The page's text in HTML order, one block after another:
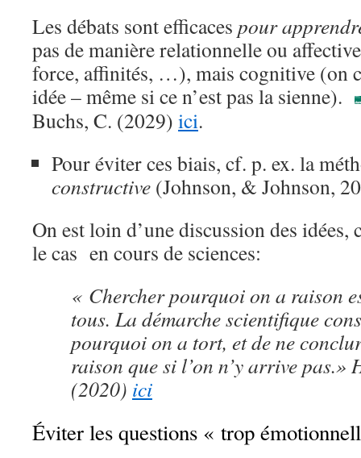
Les débats sont efficaces pour
pas de manière relationnelle ou
force, affinités, …), mais cognitive (on
idée – même si ce n’est pas la sienne).
Buchs, C. (2029) ici.
Pour éviter ces biais, cf. p. ex. la
constructive (Johnson, & Johnson,
On est loin d’une discussion des idées,
le cas en cours de sciences:
« Chercher pourquoi on a raison
tous. La démarche scientifique
pourquoi on a tort, et de ne
raison que si l’on n’y arrive pas.»
(2020) ici
Éviter les questions « trop